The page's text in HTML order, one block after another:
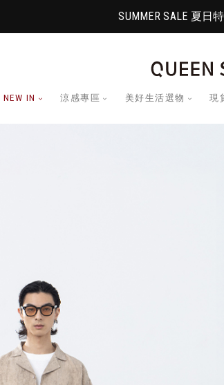
SUMMER SALE 夏日
NEW IN 涼感專區 美好生活選物 現